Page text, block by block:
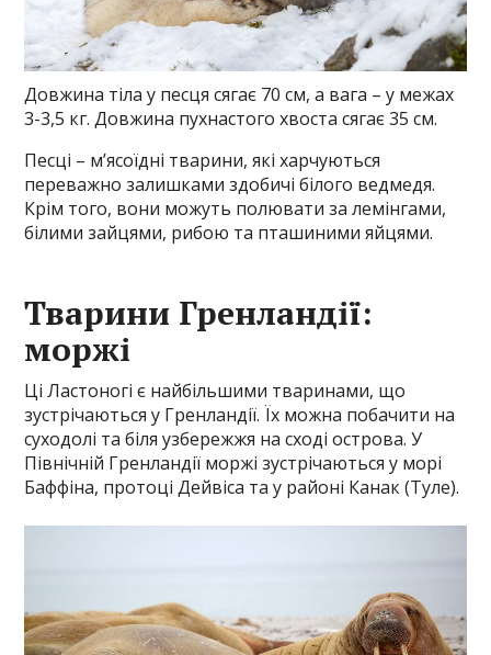
Довжина тіла у песця сягає 70 см, а вага – у межах
3-3,5 кг. Довжина пухнастого хвоста сягає 35 см.
Песці – м’ясоїдні тварини, які харчуються
переважно залишками здобичі білого ведмедя.
Крім того, вони можуть полювати за лемінгами,
білими зайцями, рибою та пташиними яйцями.
Тварини Гренландії:
моржі
Ці Ластоногі є найбільшими тваринами, що
зустрічаються у Гренландії. Їх можна побачити на
суходолі та біля узбережжя на сході острова. У
Північній Гренландії моржі зустрічаються у морі
Баффіна, протоці Дейвіса та у районі Канак (Туле).